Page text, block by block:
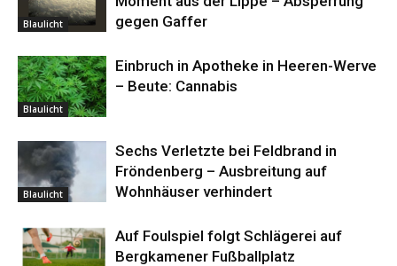
Blaulicht
gegen Gaffer
Blaulicht
Einbruch in Apotheke in Heeren-Werve
– Beute: Cannabis
Blaulicht
Sechs Verletzte bei Feldbrand in
Fröndenberg – Ausbreitung auf
Wohnhäuser verhindert
Auf Foulspiel folgt Schlägerei auf
Bergkamener Fußballplatz